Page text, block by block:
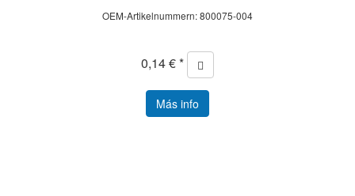
OEM-Artikelnummern: 800075-004
0,14 € *
Más info